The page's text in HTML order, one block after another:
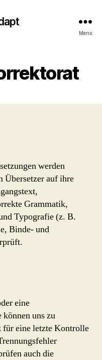
Menu
werden
Übersetzer auf ihre
Grammatik,
Typografie (z. B.
Binde- und
eine
uns zu
für eine letzte Kontrolle
auch die